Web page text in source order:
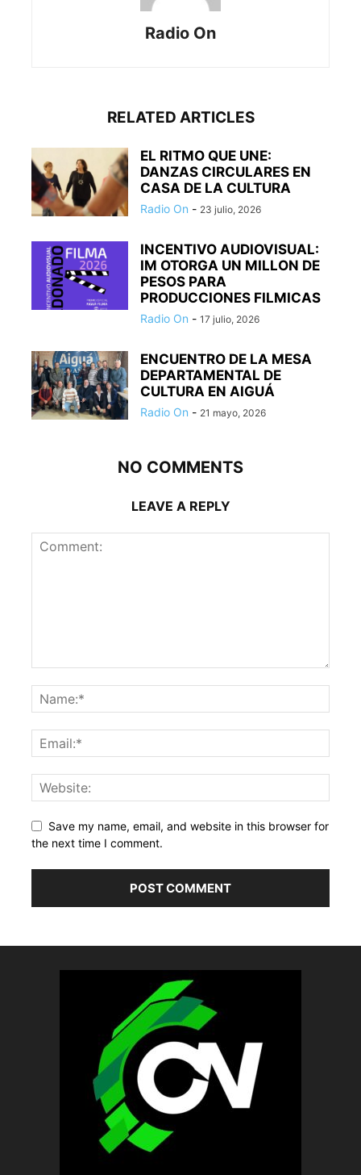
Radio On
RELATED ARTICLES
EL RITMO QUE UNE:
DANZAS CIRCULARES EN
CASA DE LA CULTURA
Radio On - 23 julio, 2026
INCENTIVO AUDIOVISUAL:
IM OTORGA UN MILLON DE
PESOS PARA
PRODUCCIONES FILMICAS
Radio On - 17 julio, 2026
ENCUENTRO DE LA MESA
DEPARTAMENTAL DE
CULTURA EN AIGUÁ
Radio On - 21 mayo, 2026
NO COMMENTS
LEAVE A REPLY
Save my name, email, and website in this browser for
the next time I comment.